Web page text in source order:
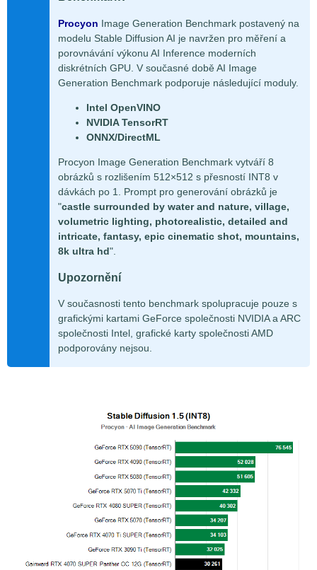
Procyon Image Generation Benchmark postavený na
modelu Stable Diffusion AI je navržen pro měření a
porovnávání výkonu AI Inference moderních
diskrétních GPU. V současné době AI Image
Generation Benchmark podporuje následující moduly.
Intel OpenVINO
NVIDIA TensorRT
ONNX/DirectML
Procyon Image Generation Benchmark vytváří 8
obrázků s rozlišením 512×512 s přesností INT8 v
dávkách po 1. Prompt pro generování obrázků je
"castle surrounded by water and nature, village,
volumetric lighting, photorealistic, detailed and
intricate, fantasy, epic cinematic shot, mountains,
8k ultra hd".
Upozornění
V současnosti tento benchmark spolupracuje pouze s
grafickými kartami GeForce společnosti NVIDIA a ARC
společnosti Intel, grafické karty společnosti AMD
podporovány nejsou.